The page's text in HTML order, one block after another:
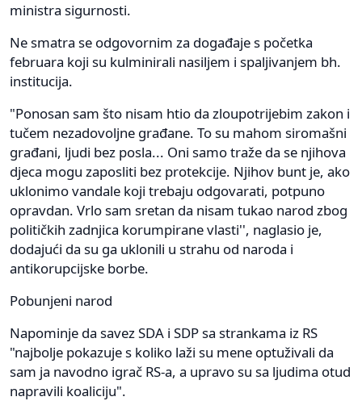
ministra sigurnosti.
Ne smatra se odgovornim za događaje s početka
februara koji su kulminirali nasiljem i spaljivanjem bh.
institucija.
"Ponosan sam što nisam htio da zloupotrijebim zakon i
tučem nezadovoljne građane. To su mahom siromašni
građani, ljudi bez posla... Oni samo traže da se njihova
djeca mogu zaposliti bez protekcije. Njihov bunt je, ako
uklonimo vandale koji trebaju odgovarati, potpuno
opravdan. Vrlo sam sretan da nisam tukao narod zbog
političkih zadnjica korumpirane vlasti'', naglasio je,
dodajući da su ga uklonili u strahu od naroda i
antikorupcijske borbe.
Pobunjeni narod
Napominje da savez SDA i SDP sa strankama iz RS
"najbolje pokazuje s koliko laži su mene optuživali da
sam ja navodno igrač RS-a, a upravo su sa ljudima otud
napravili koaliciju".